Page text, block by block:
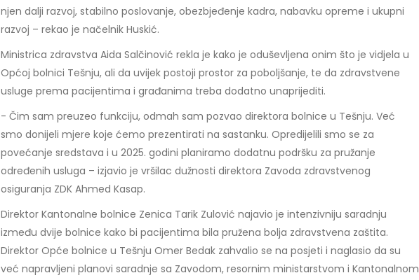
njen dalji razvoj, stabilno poslovanje, obezbjeđenje kadra, nabavku opreme i ukupni
razvoj – rekao je načelnik Huskić.
Ministrica zdravstva Aida Salčinović rekla je kako je oduševljena onim što je vidjela u
Općoj bolnici Tešnju, ali da uvijek postoji prostor za poboljšanje, te da zdravstvene
usluge prema pacijentima i građanima treba dodatno unaprijediti.
- Čim sam preuzeo funkciju, odmah sam pozvao direktora bolnice u Tešnju. Već
smo donijeli mjere koje ćemo prezentirati na sastanku. Opredijelili smo se za
povećanje sredstava i u 2025. godini planiramo dodatnu podršku za pružanje
određenih usluga – izjavio je vršilac dužnosti direktora Zavoda zdravstvenog
osiguranja ZDK Ahmed Kasap.
Direktor Kantonalne bolnice Zenica Tarik Zulović najavio je intenzivniju saradnju
između dvije bolnice kako bi pacijentima bila pružena bolja zdravstvena zaštita.
Direktor Opće bolnice u Tešnju Omer Bedak zahvalio se na posjeti i naglasio da su
već napravljeni planovi saradnje sa Zavodom, resornim ministarstvom i Kantonalnom